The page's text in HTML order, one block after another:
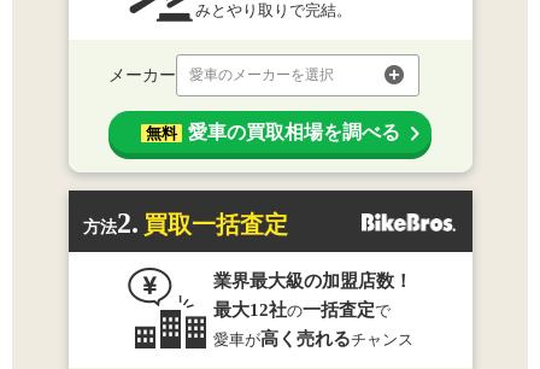
みとやり取りで完結。
メーカー 愛車のメーカーを選択
無料 愛車の買取相場を調べる
方法2. 買取一括査定
業界最大級の加盟店数！
最大12社の一括査定で
愛車が高く売れるチャンス